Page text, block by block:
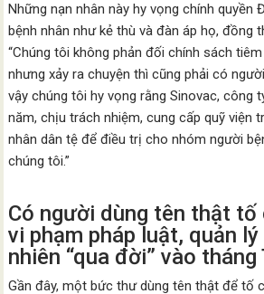
Những nạn nhân này hy vọng chính quyền
bệnh nhân như kẻ thù và đàn áp họ, đồng
“Chúng tôi không phản đối chính sách
nhưng xảy ra chuyện thì cũng phải có
vậy chúng tôi hy vọng rằng Sinovac, công
năm, chịu trách nhiệm, cung cấp quỹ viện
nhân dân tệ để điều trị cho nhóm người
chúng tôi.”
Có người dùng tên thật tố
vi phạm pháp luật, quản
nhiên “qua đời” vào tháng
Gần đây, một bức thư dùng tên thật để tố